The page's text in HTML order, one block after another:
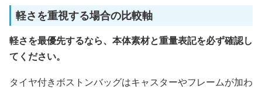
軽さを重視する場合の比較軸
軽さを最優先するなら、本体素材と重量表記を必ず確認し
てください。
タイヤ付きボストンバッグはキャスターやフレームが加わ